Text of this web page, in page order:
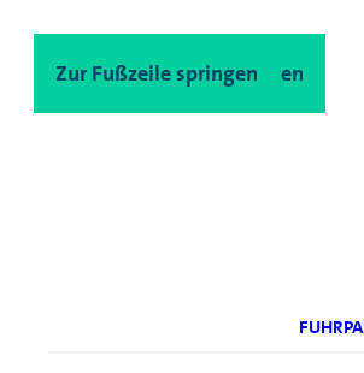
Zum Hauptinhalt springen
Zur Fußzeile springen